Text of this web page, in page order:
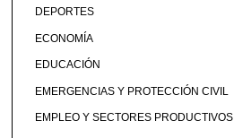
DEPORTES
ECONOMÍA
EDUCACIÓN
EMERGENCIAS Y PROTECCIÓN CIVIL
EMPLEO Y SECTORES PRODUCTIVOS